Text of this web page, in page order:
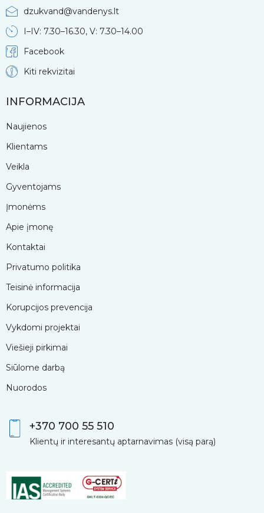
dzukvand@vandenys.lt
I–IV: 7.30–16.30, V: 7.30–14.00
Facebook
Kiti rekvizitai
INFORMACIJA
Naujienos
Klientams
Veikla
Gyventojams
Įmonėms
Apie įmonę
Kontaktai
Privatumo politika
Teisinė informacija
Korupcijos prevencija
Vykdomi projektai
Viešieji pirkimai
Siūlome darbą
Nuorodos
+370 700 55 510
Klientų ir interesantų aptarnavimas (visą parą)